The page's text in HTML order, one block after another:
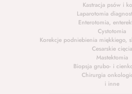
Kastracja psów i
Laparotomia
Enterotomia,
Cystotomia
Korekcje podniebienia miękkiego,
Cesarskie cięcia
Mastektomia
Biopsja grubo- i
Chirurgia
i inne